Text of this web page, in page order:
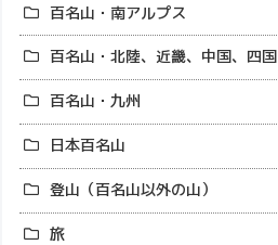
百名山・南アルプス
百名山・北陸、近畿、中国、四国
百名山・九州
日本百名山
登山（百名山以外の山）
旅